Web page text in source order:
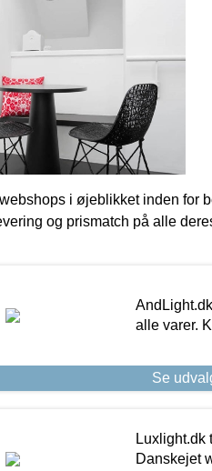
i øjeblikket inden for
og prismatch på alle
alle varer.
Se
Luxlight.dk
Danskejet